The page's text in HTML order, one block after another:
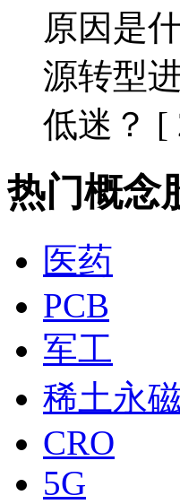
原因是
源转型
低迷？ [
热门概念
医药
PCB
军工
稀土永
CRO
5G